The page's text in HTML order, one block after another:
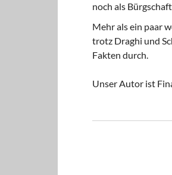
noch als
Mehr als ein paar
trotz Draghi und
Fakten durch.
Unser Autor ist